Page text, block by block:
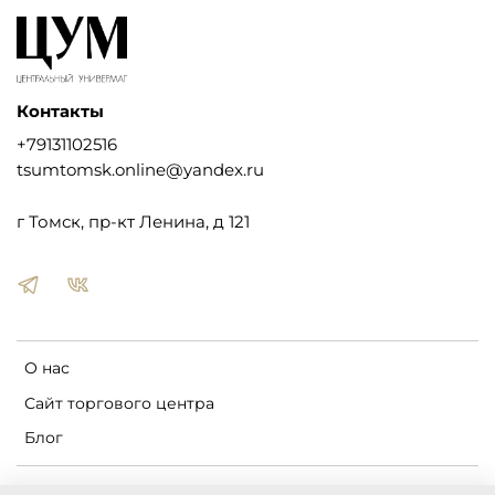
О нас
Сайт торгового центра
Блог
Контакты
+79131102516
tsumtomsk.online@yandex.ru
г Томск, пр-кт Ленина, д 121